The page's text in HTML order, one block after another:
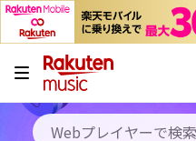
キャンペーン
料金プラン
使い方